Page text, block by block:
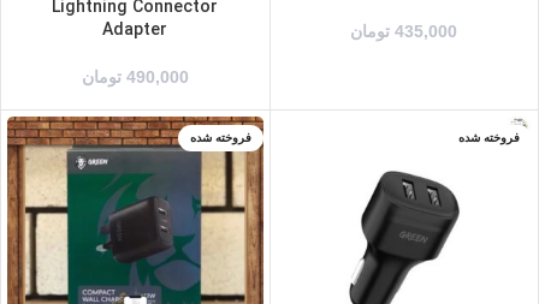
435,000 تومان
Lightning Connector
Adapter
490,000 تومان
فروخته شده فروخته شده